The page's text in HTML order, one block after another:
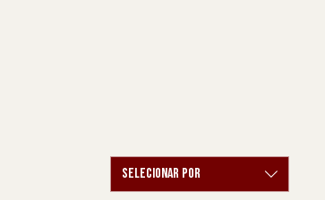
Selecionar por